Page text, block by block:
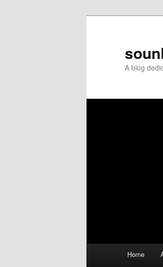
A blog
Skip to
Skip to
Home